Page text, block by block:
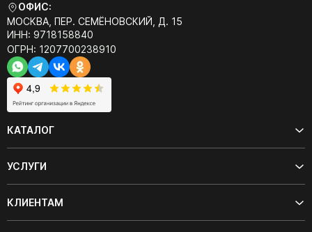
ОФИС:
МОСКВА, ПЕР. СЕМЁНОВСКИЙ, Д. 15
ИНН: 9718158840
ОГРН: 1207700238910
КАТАЛОГ
УСЛУГИ
КЛИЕНТАМ